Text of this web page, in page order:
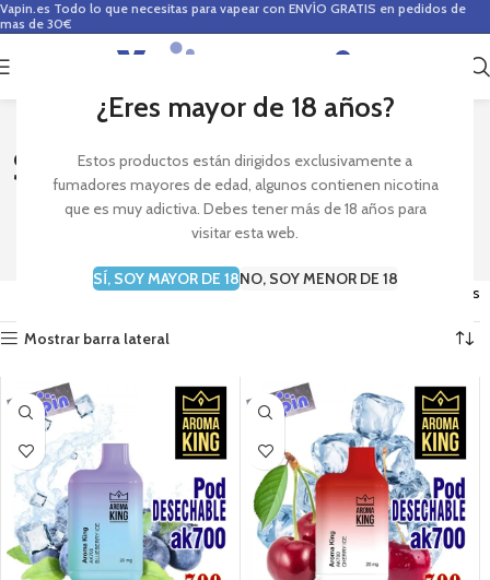
¿Eres mayor de 18 años?
Estos productos están dirigidos exclusivamente a
fumadores mayores de edad, algunos contienen nicotina
que es muy adictiva. Debes tener más de 18 años para
visitar esta web.
SÍ, SOY MAYOR DE 18NO, SOY MENOR DE 18
Vapin.es Todo lo que necesitas para vapear con ENVÍO GRATIS en pedidos de
mas de 30€
0
Search Results for: AROMA
KING
Mostrando los 44 resultados
Mostrar barra lateral